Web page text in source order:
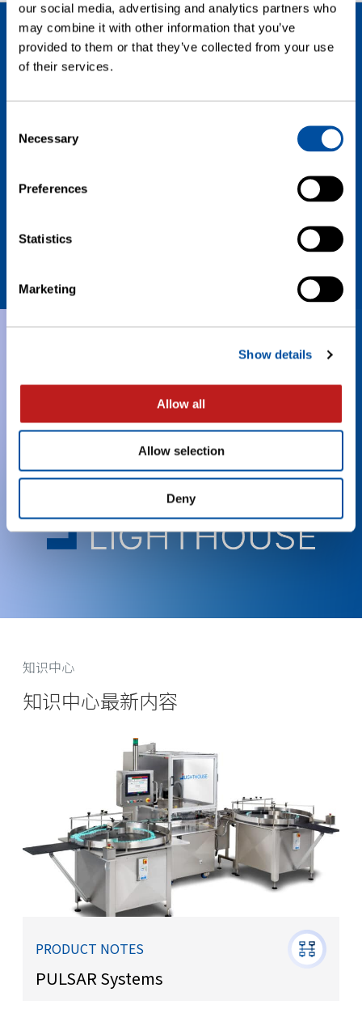
our social media, advertising and analytics partners who
may combine it with other information that you’ve
provided to them or that they’ve collected from your use
of their services.
Selection
Necessary
Preferences
Statistics
Marketing
Show details
Allow all
Allow selection
Deny
安装和验证支持
PULSAR 顶空检查系统由 Lighthouse
工程师安装，提供以下支持：
用户培训和系统安装调试支持
知识中心
知识中心最新内容
PRODUCT NOTES
PULSAR Systems